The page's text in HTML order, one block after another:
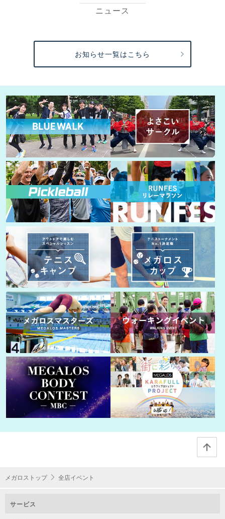
ニュース
お知らせ一覧はこちら
メガロストップ 全店イベント
サービス